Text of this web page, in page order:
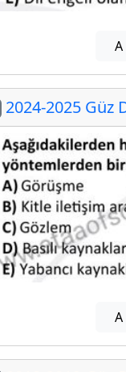
A
2024-2025 Güz
A